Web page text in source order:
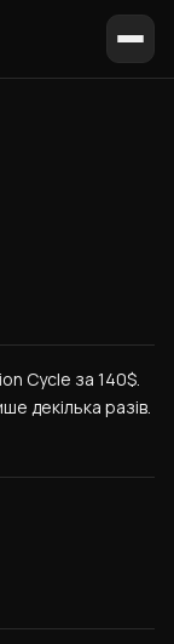
Cycle за 140$.
декілька разів.